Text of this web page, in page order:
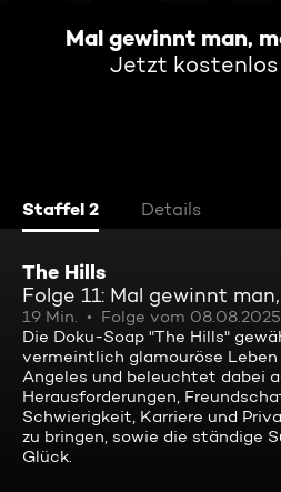
Mal gewinnt man,
Jetzt
Staffel 2 Details
The Hills
Folge 11: Mal gewinnt
19 Min. Folge vom 08.08.2025
Die Doku-Soap "The Hills"
vermeintlich glamouröse Leben
Angeles und beleuchtet dabei
Herausforderungen,
Schwierigkeit, Karriere und
zu bringen, sowie die ständige
Glück.